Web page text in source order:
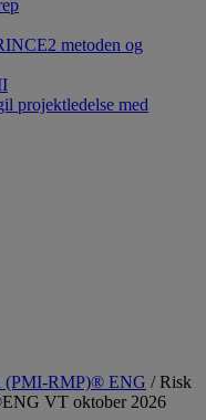
metoden og
projektledelse med
(PMI-RMP)® ENG / Risk
VT oktober 2026